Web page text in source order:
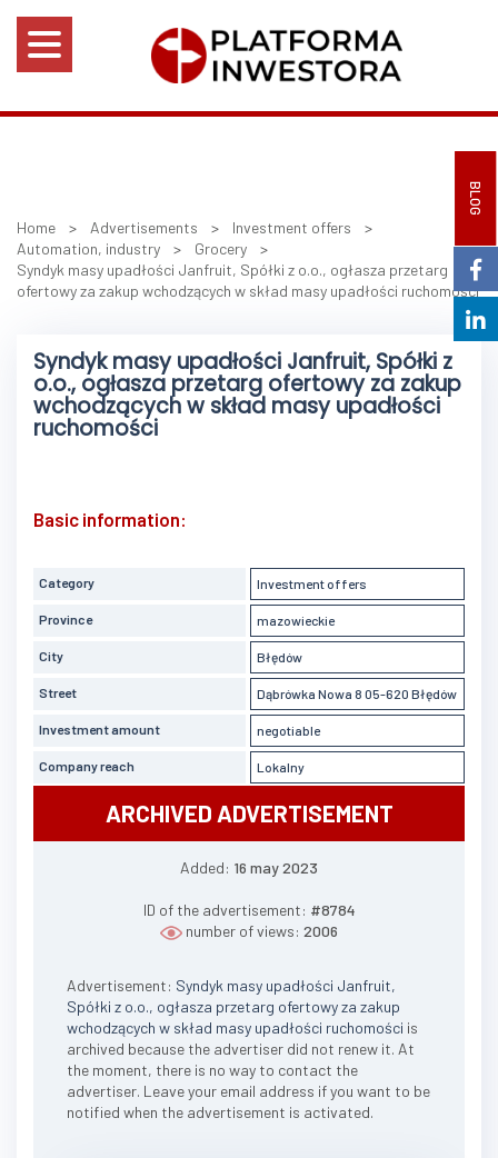
BLOG
Home > Advertisements > Investment offers >
Automation, industry > Grocery >
Syndyk masy upadłości Janfruit, Spółki z o.o., ogłasza przetarg
ofertowy za zakup wchodzących w skład masy upadłości ruchomości
Syndyk masy upadłości Janfruit, Spółki z
o.o., ogłasza przetarg ofertowy za zakup
wchodzących w skład masy upadłości
ruchomości
Basic information:
Category Investment offers
Province mazowieckie
City Błędów
Street Dąbrówka Nowa 8 05-620 Błędów
Investment amount negotiable
Company reach Lokalny
ARCHIVED ADVERTISEMENT
Added: 16 may 2023
ID of the advertisement: #8784
number of views: 2006
Advertisement: Syndyk masy upadłości Janfruit,
Spółki z o.o., ogłasza przetarg ofertowy za zakup
wchodzących w skład masy upadłości ruchomości is
archived because the advertiser did not renew it. At
the moment, there is no way to contact the
advertiser. Leave your email address if you want to be
notified when the advertisement is activated.